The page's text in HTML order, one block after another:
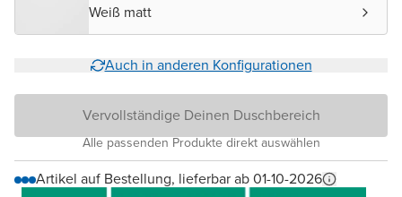
Weiß matt
Auch in anderen Konfigurationen
Vervollständige Deinen Duschbereich
Alle passenden Produkte direkt auswählen
Artikel auf Bestellung, lieferbar ab 01-10-2026